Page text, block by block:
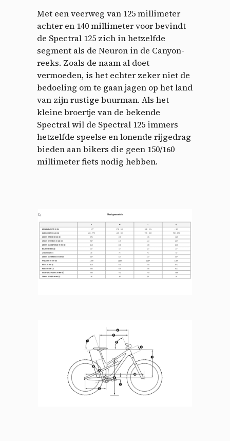
Met een veerweg van 125 millimeter
achter en 140 millimeter voor bevindt
de Spectral 125 zich in hetzelfde
segment als de Neuron in de Canyon-
reeks. Zoals de naam al doet
vermoeden, is het echter zeker niet de
bedoeling om te gaan jagen op het land
van zijn rustige buurman. Als het
kleine broertje van de bekende
Spectral wil de Spectral 125 immers
hetzelfde speelse en lonende rijgedrag
bieden aan bikers die geen 150/160
millimeter fiets nodig hebben.